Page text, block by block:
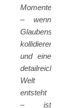
Momenten
– wenn
Glaubenssysteme
kollidieren
und eine
detailreiche
Welt
entsteht
– ist